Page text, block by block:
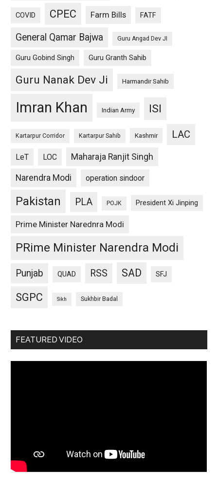
COVID CPEC Farm Bills FATF
General Qamar Bajwa Guru Angad Dev JI
Guru Gobind Singh Guru Granth Sahib
Guru Nanak Dev Ji Harmandir Sahib
Imran Khan Indian Army ISI
Kartarpur Corridor Kartarpur Sahib Kashmir LAC
LeT LOC Maharaja Ranjit Singh
Narendra Modi operation sindoor
Pakistan PLA POJK President Xi Jinping
Prime Minister Narednra Modi
PRime Minister Narendra Modi
Punjab QUAD RSS SAD SFJ
SGPC Sikh Sukhbir Badal
FEATURED VIDEO